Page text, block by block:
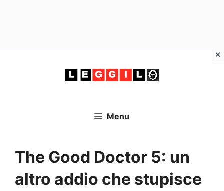
Menu
The Good Doctor 5: un
altro addio che stupisce